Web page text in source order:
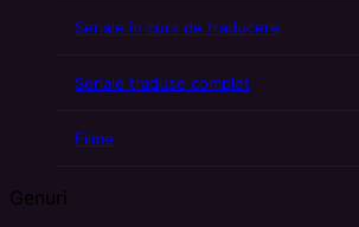
Seriale în curs de traducere
Seriale traduse complet
Filme
Genuri